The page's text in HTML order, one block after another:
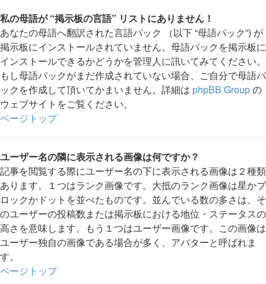
私の母語が “掲示板の言語” リストにありません！
あなたの母語へ翻訳された言語パック （以下 “母語パック”) が
掲示板にインストールされていません。母語パックを掲示板に
インストールできるかどうかを管理人に訊いてみてください。
もし母語パックがまだ作成されていない場合、ご自分で母語パ
ックを作成して頂いてかまいません。詳細は phpBB Groupの
ウェブサイトをご覧ください。
ページトップ
ユーザー名の隣に表示される画像は何ですか？
記事を閲覧する際にユーザー名の下に表示される画像は２種類
あります。１つはランク画像です。大抵のランク画像は星かブ
ロックかドットを並べたものです。並んでいる数の多さは、そ
のユーザーの投稿数または掲示板における地位・ステータスの
高さを意味します。もう１つはユーザー画像です。この画像は
ユーザー独自の画像である場合が多く、アバターと呼ばれま
す。
ページトップ